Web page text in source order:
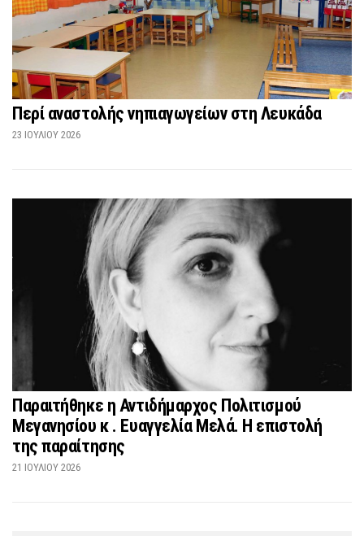
Περί αναστολής νηπιαγωγείων στη Λευκάδα
23 ΙΟΥΛΊΟΥ 2026
Παραιτήθηκε η Αντιδήμαρχος Πολιτισμού
Μεγανησίου κ . Ευαγγελία Μελά. Η επιστολή
της παραίτησης
21 ΙΟΥΛΊΟΥ 2026